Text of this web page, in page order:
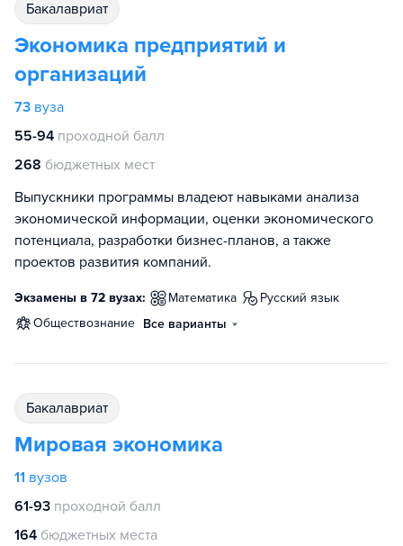
бакалавриат
Экономика предприятий и
организаций
73 вуза
55-94 проходной балл
268 бюджетных мест
Выпускники программы владеют навыками анализа
экономической информации, оценки экономического
потенциала, разработки бизнес-планов, а также
проектов развития компаний.
Экзамены в 72 вузах: математика
русский язык
обществознание Все варианты
бакалавриат
Мировая экономика
11 вузов
61-93 проходной балл
164 бюджетных места